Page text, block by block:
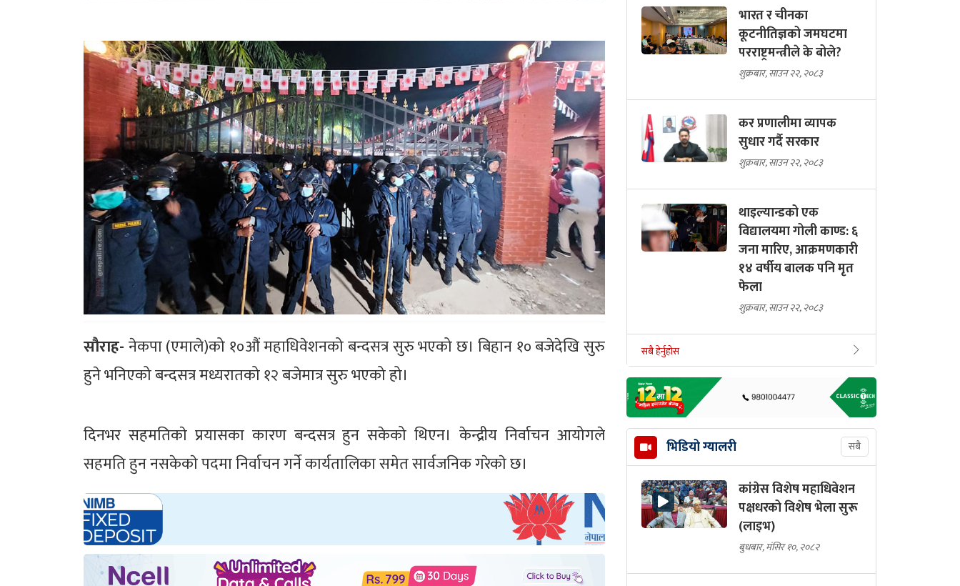
सौराह-नेकपा (एमाले)को १०औं महाधिवेशनको बन्दसत्र सुरु भएको छ। बिहान १० बजेदेखि सुरु
हुने भनिएको बन्दसत्र मध्यरातको १२ बजेमात्र सुरु भएको हो।
दिनभर सहमतिकाे प्रयासका कारण बन्दसत्र हुन सकेको थिएन। केन्द्रीय निर्वाचन आयोगले
सहमति हुन नसकेकाे पदमा निर्वाचन गर्ने कार्यतालिका समेत सार्वजनिक गरेकाे छ।
भारत र चीनका
कूटनीतिज्ञको जमघटमा
परराष्ट्रमन्त्रीले के बोले?
शुक्रबार, साउन २२, २०८३
कर प्रणालीमा व्यापक
सुधार गर्दै सरकार
शुक्रबार, साउन २२, २०८३
थाइल्यान्डको एक
विद्यालयमा गोली काण्ड: ६
जना मारिए, आक्रमणकारी
१४ वर्षीय बालक पनि मृत
फेला
शुक्रबार, साउन २२, २०८३
सबै हेर्नुहोस
भिडियो ग्यालरी सबै
कांग्रेस विशेष महाधिवेशन
पक्षधरको विशेष भेला सुरू
(लाइभ)
बुधबार, मंसिर १०, २०८२